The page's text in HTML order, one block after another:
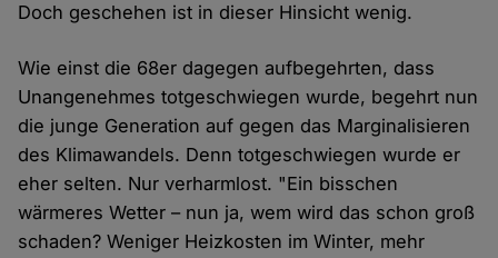
Doch geschehen ist in dieser Hinsicht wenig.
Wie einst die 68er dagegen aufbegehrten, dass
Unangenehmes totgeschwiegen wurde, begehrt nun
die junge Generation auf gegen das Marginalisieren
des Klimawandels. Denn totgeschwiegen wurde er
eher selten. Nur verharmlost. "Ein bisschen
wärmeres Wetter – nun ja, wem wird das schon groß
schaden? Weniger Heizkosten im Winter, mehr